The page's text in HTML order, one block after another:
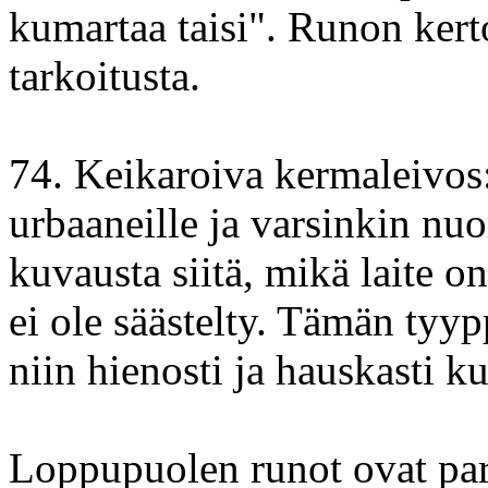
kumartaa taisi". Runon
tarkoitusta.
74. Keikaroiva
urbaaneille ja varsinkin
kuvausta siitä, mikä laite
ei ole säästelty. Tämän
niin hienosti ja hauskasti
Loppupuolen runot ovat